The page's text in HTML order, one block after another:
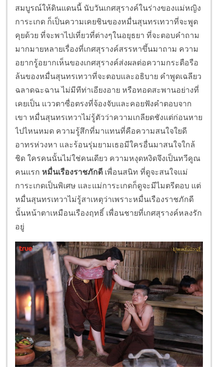
สมบูรณ์ให้ดินแดนนี้ นับวันเกศสุรางค์ในร่างของแม่หญิง
การะเกด ก็เป็นความเคยชินของหมื่นสุนทรเทวาที่จะพูด
คุยด้วย ที่จะพาไปเที่ยวที่ต่างๆในอยุธยา ที่จะตอบคำถาม
มากมายหลายเรื่องที่เกศสุรางค์สรรหาขึ้นมาถาม ความ
อยากรู้อยากเห็นของเกศสุรางค์ส่งผลต่อความกระตือรือ
ล้นของหมื่นสุนทรเทวาที่จะตอบและอธิบาย คำพูดเฉลียว
ฉลาดฉะฉาน ไม่มีทีท่าเอียงอาย หรือทอดสะพานอย่างที่
เคยเป็น แววตาซื่อตรงที่จ้องจับและคอยฟังคำตอบจาก
เขา หมื่นสุนทรเทวาไม่รู้ตัวว่าความเกลียดชังแต่ก่อนหาย
ไปไหนหมด ความรู้สึกที่มาแทนที่คือความสนใจใยดี
อาทรห่วงหา และร้อนรุ่มยามเธอมีใครอื่นมาสนใจใกล้
ชิด ใครคนนั้นไม่ใช่คนเดียว ความหงุดหงิดจึงเป็นทวีคูณ
คนแรก หมื่นเรืองราชภักดี เพื่อนสนิท ที่ดูจะสนใจแม่
การะเกดเป็นพิเศษ และแม่การะเกดก็ดูจะมีไมตรีตอบ แต่
หมื่นสุนทรเทวาไม่รู้สาเหตุว่าเพราะหมื่นเรืองราชภักดี
นั้นหน้าตาเหมือนเรืองฤทธิ์ เพื่อนชายที่เกศสุรางค์หลงรัก
อยู่